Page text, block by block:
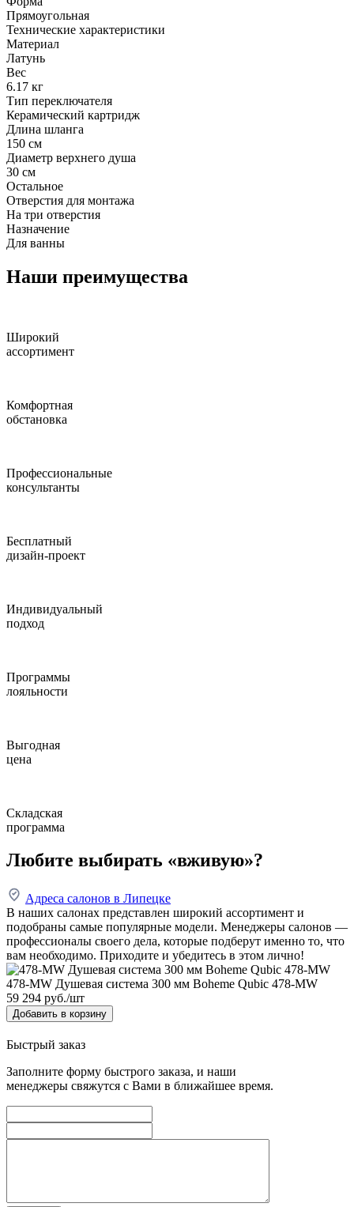
Прямоугольная
Технические характеристики
Материал
Латунь
Вес
6.17 кг
Тип переключателя
Керамический картридж
Длина шланга
150 см
Диаметр верхнего душа
30 см
Остальное
Отверстия для монтажа
На три отверстия
Назначение
Для ванны
Наши преимущества
Широкий
ассортимент
Комфортная
обстановка
Профессиональные
консультанты
Бесплатный
дизайн-проект
Индивидуальный
подход
Программы
лояльности
Выгодная
цена
Складская
программа
Любите выбирать «вживую»?
Адреса салонов в Липецке
В наших салонах представлен широкий ассортимент и
подобраны самые популярные модели. Менеджеры салонов —
профессионалы своего дела, которые подберут именно то, что
вам необходимо. Приходите и убедитесь в этом лично!
478-MW Душевая система 300 мм Boheme Qubic 478-MW
59 294 руб./шт
Добавить в корзину
Быстрый заказ
Заполните форму быстрого заказа, и наши
менеджеры свяжутся с Вами в ближайшее время.